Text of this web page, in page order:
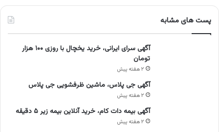
پست های مشابه
آگهی سرای ایرانی، خرید یخچال با روزی ۱۰۰ هزار
تومان
۲ هفته پیش
آگهی جی پلاس، ماشین ظرفشویی جی پلاس
۲ هفته پیش
آگهی بیمه دات کام، خرید آنلاین بیمه زیر ۵ دقیقه
۲ هفته پیش